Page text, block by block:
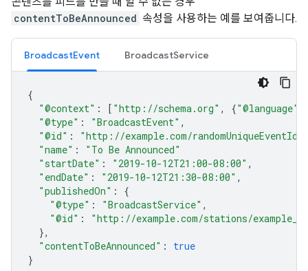
contentToBeAnnounced 속성을 사용하는 예를 보여줍니다.
BroadcastEvent BroadcastService
{
"@context" : [ "http://schema.org" , {"@language"
"@type" : "BroadcastEvent" ,
"@id" : "http://example.com/randomUniqueEventId"
"name" :
"To Be Announced"
"startDate" : "2019-10-12T21:00-08:00" ,
"endDate" : "2019-10-12T21:30-08:00" ,
"publishedOn" :
{
"@type" : "BroadcastService" ,
"@id" :
"http://example.com/stations/
},
"contentToBeAnnounced" :
true
}